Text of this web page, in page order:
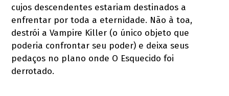
cujos descendentes estariam destinados a
enfrentar por toda a eternidade. Não à toa,
destrói a Vampire Killer (o único objeto que
poderia confrontar seu poder) e deixa seus
pedaços no plano onde O Esquecido foi
derrotado.